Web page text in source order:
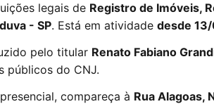
legais de Registro de Imóveis,
- SP. Está em atividade desde
pelo titular Renato Fabiano
públicos do CNJ.
compareça à Rua Alagoas,